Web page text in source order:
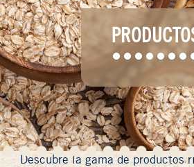
Descubre la gama de productos